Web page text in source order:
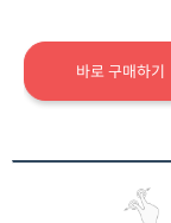
바로 구매하기